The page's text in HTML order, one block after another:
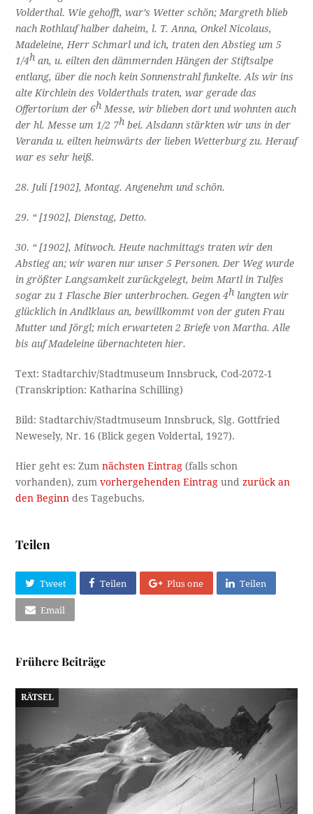
Volderthal. Wie gehofft, war’s Wetter schön; Margreth blieb
nach Rothlauf halber daheim, l. T. Anna, Onkel Nicolaus,
Madeleine, Herr Schmarl und ich, traten den Abstieg um 5
1/4h an, u. eilten den dämmernden Hängen der Stiftsalpe
entlang, über die noch kein Sonnenstrahl funkelte. Als wir ins
alte Kirchlein des Volderthals traten, war gerade das
Offertorium der 6h Messe, wir blieben dort und wohnten auch
der hl. Messe um 1/2 7h bei. Alsdann stärkten wir uns in der
Veranda u. eilten heimwärts der lieben Wetterburg zu. Herauf
war es sehr heiß.
28. Juli [1902], Montag. Angenehm und schön.
29. “ [1902], Dienstag, Detto.
30. “ [1902], Mitwoch. Heute nachmittags traten wir den
Abstieg an; wir waren nur unser 5 Personen. Der Weg wurde
in größter Langsamkeit zurückgelegt, beim Martl in Tulfes
sogar zu 1 Flasche Bier unterbrochen. Gegen 4h langten wir
glücklich in Andlklaus an, bewillkommt von der guten Frau
Mutter und Jörgl; mich erwarteten 2 Briefe von Martha. Alle
bis auf Madeleine übernachteten hier.
Text: Stadtarchiv/Stadtmuseum Innsbruck, Cod-2072-1
(Transkription: Katharina Schilling)
Bild: Stadtarchiv/Stadtmuseum Innsbruck, Slg. Gottfried
Newesely, Nr. 16 (Blick gegen Voldertal, 1927).
Hier geht es: Zumnächsten Eintrag (falls schon
vorhanden), zumvorhergehenden Eintragundzurück an
den Beginn des Tagebuchs.
Teilen
Tweet Teilen Plus one Teilen
Email
Frühere Beiträge
RÄTSEL